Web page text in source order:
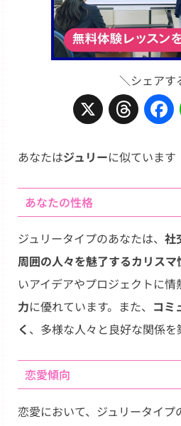
＼シェアす
X
Threads
あなたはジュリーに似ています
あなたの性格
ジュリータイプのあなたは、 社
周囲の人々を魅了するカリスマ
いアイデアやプロジェクトに情
力に優れています。また、 コミ
く 、多様な人々と良好な関係を
恋愛傾向
恋愛において、ジュリータイプ